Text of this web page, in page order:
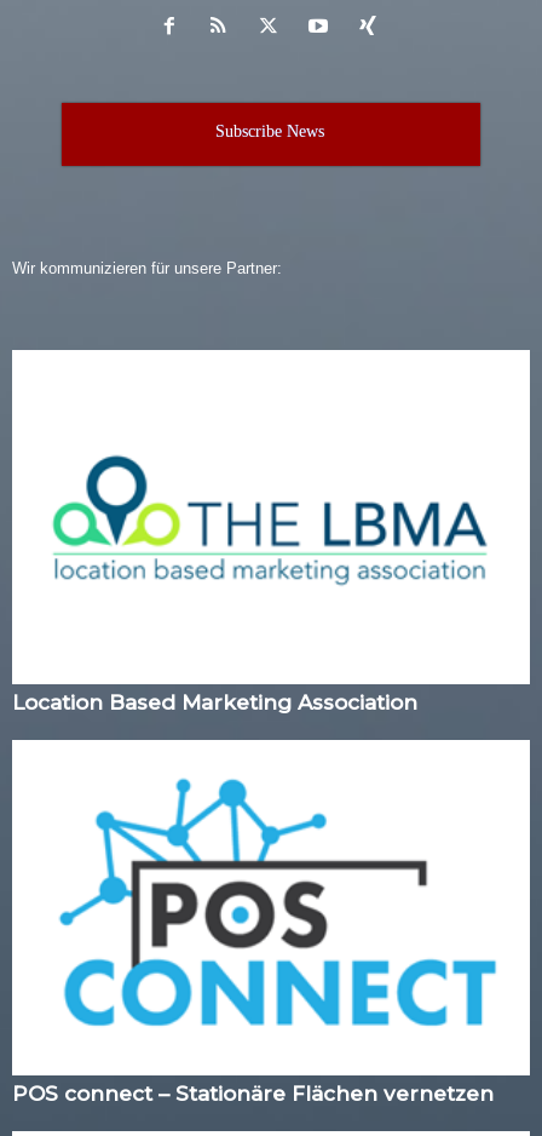
Subscribe News
Wir kommunizieren für unsere Partner:
Location Based Marketing Association
POS connect – Stationäre Flächen vernetzen